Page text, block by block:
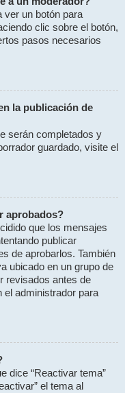
ver un botón para
clic sobre el botón,
pasos necesarios
la publicación de
serán completados y
guardado, visite el
aprobados?
que los mensajes
publicar
de aprobarlos. También
ubicado en un grupo de
revisados antes de
el administrador para
dice “Reactivar tema”
el tema al